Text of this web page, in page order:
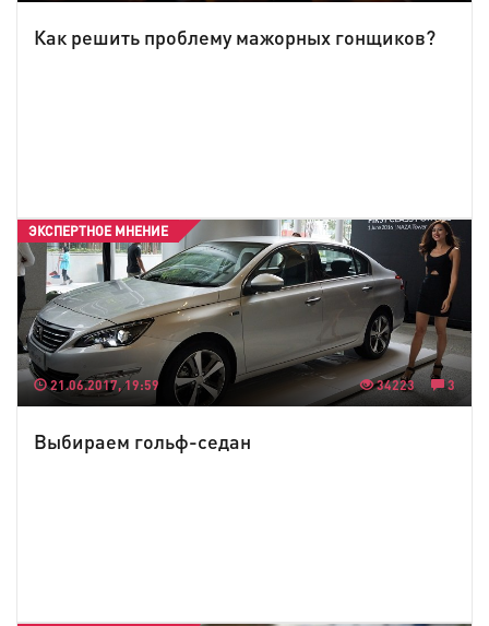
Как решить проблему мажорных гонщиков?
21.06.2017, 19:59 34223 3
ЭКСПЕРТНОЕ МНЕНИЕ
Выбираем гольф-седан